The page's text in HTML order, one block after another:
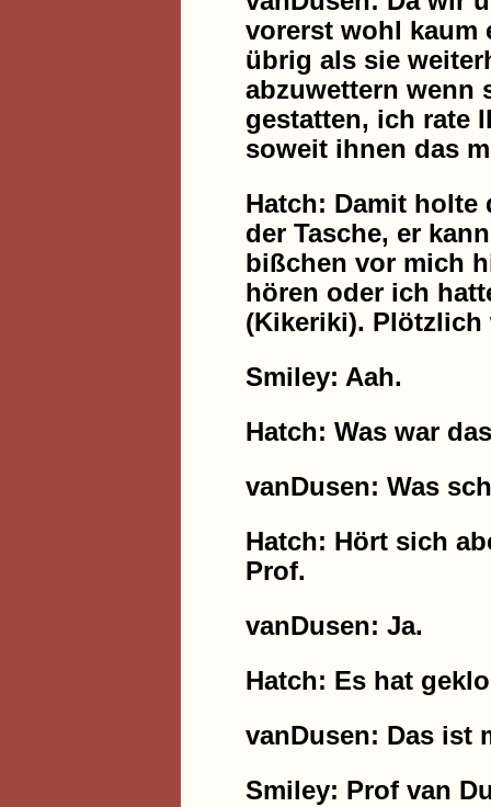
vorerst wohl kaum
übrig als sie
abzuwettern wenn
gestatten, ich rate
soweit ihnen das
Hatch: Damit
der Tasche, er
bißchen vor mich
hören oder ich
(Kikeriki).
Smiley: Aah.
Hatch: Was war
vanDusen: Was
Hatch: Hört sich
Prof.
vanDusen: Ja.
Hatch: Es hat
vanDusen: Das ist
Smiley: Prof van